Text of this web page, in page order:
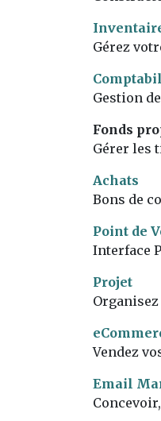
Gérez
Gestion
Fonds
Gérer les
Achats
Bons de
Point de
Interface
Projet
Vendez
Email